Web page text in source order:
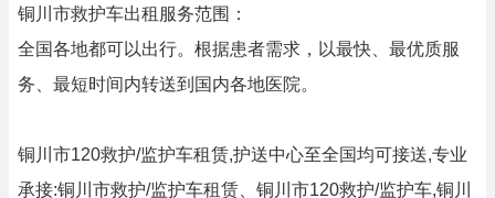
铜川市救护车出租服务范围：
全国各地都可以出行。根据患者需求，以最快、最优质服
务、最短时间内转送到国内各地医院。
铜川市120救护/监护车租赁,护送中心至全国均可接送,专业
承接:铜川市救护/监护车租赁、铜川市120救护/监护车,铜川